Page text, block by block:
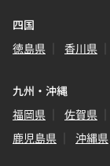
四国
徳島県
香川県
九州・沖縄
福岡県
佐賀県
鹿児島県
沖縄県